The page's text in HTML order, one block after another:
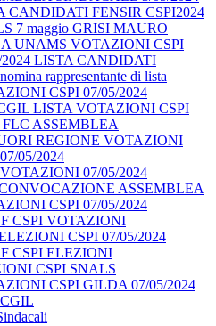
CANDIDATI FENSIR CSPI2024
7 maggio GRISI MAURO
UNAMS VOTAZIONI CSPI
2024 LISTA CANDIDATI
rappresentante di lista
CSPI 07/05/2024
LISTA VOTAZIONI CSPI
ASSEMBLEA
REGIONE VOTAZIONI
05/2024
07/05/2024
ASSEMBLEA
CSPI 07/05/2024
CSPI VOTAZIONI
CSPI 07/05/2024
CSPI ELEZIONI
CSPI SNALS
CSPI GILDA 07/05/2024